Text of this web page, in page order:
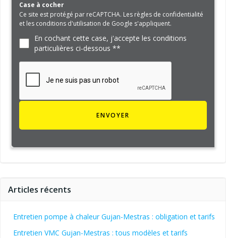
Case à cocher
Ce site est protégé par reCAPTCHA. Les règles de confidentialité
et les conditions d'utilisation de Google s'appliquent.
En cochant cette case, j'accepte les conditions
particulières ci-dessous **
ENVOYER
Articles récents
Entretien pompe à chaleur Gujan-Mestras : obligation et tarifs
Entretien VMC Gujan-Mestras : tous modèles et tarifs